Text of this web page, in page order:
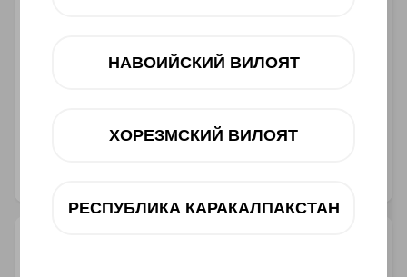
Telegram orqali bog‘lanish
НАВОИЙСКИЙ ВИЛОЯТ
ХОРЕЗМСКИЙ ВИЛОЯТ
РЕСПУБЛИКА КАРАКАЛПАКСТАН